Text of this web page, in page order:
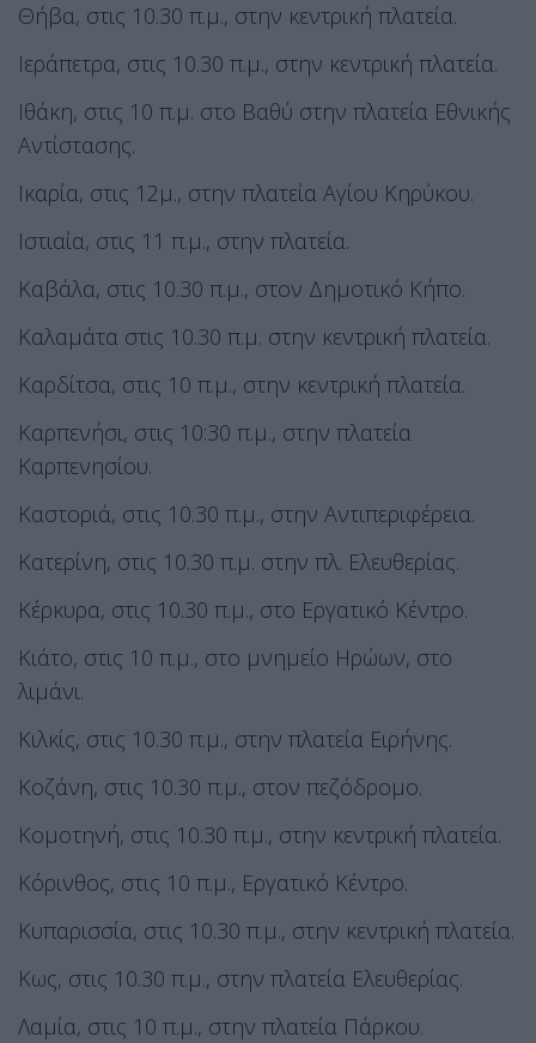
Θήβα, στις 10.30 π.μ., στην κεντρική πλατεία.
Ιεράπετρα, στις 10.30 π.μ., στην κεντρική πλατεία.
Ιθάκη, στις 10 π.μ. στο Βαθύ στην πλατεία Εθνικής
Αντίστασης.
Ικαρία, στις 12μ., στην πλατεία Αγίου Κηρύκου.
Ιστιαία, στις 11 π.μ., στην πλατεία.
Καβάλα, στις 10.30 π.μ., στον Δημοτικό Κήπο.
Καλαμάτα στις 10.30 π.μ. στην κεντρική πλατεία.
Καρδίτσα, στις 10 π.μ., στην κεντρική πλατεία.
Καρπενήσι, στις 10:30 π.μ., στην πλατεία
Καρπενησίου.
Καστοριά, στις 10.30 π.μ., στην Αντιπεριφέρεια.
Κατερίνη, στις 10.30 π.μ. στην πλ. Ελευθερίας.
Κέρκυρα, στις 10.30 π.μ., στο Εργατικό Κέντρο.
Κιάτο, στις 10 π.μ., στο μνημείο Ηρώων, στο
λιμάνι.
Κιλκίς, στις 10.30 π.μ., στην πλατεία Ειρήνης.
Κοζάνη, στις 10.30 π.μ., στον πεζόδρομο.
Κομοτηνή, στις 10.30 π.μ., στην κεντρική πλατεία.
Κόρινθος, στις 10 π.μ., Εργατικό Κέντρο.
Κυπαρισσία, στις 10.30 π.μ., στην κεντρική πλατεία.
Κως, στις 10.30 π.μ., στην πλατεία Ελευθερίας.
Λαμία, στις 10 π.μ., στην πλατεία Πάρκου.